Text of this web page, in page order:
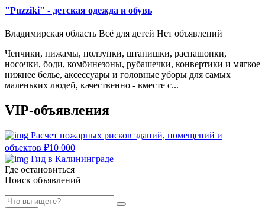
"Puzziki" - детская одежда и обувь
Владимирская область Всё для детей Нет объявлений
Чепчики, пижамы, ползунки, штанишки, распашонки,
носочки, боди, комбинезоны, рубашечки, конвертики и мягкое
нижнее белье, аксессуары и головные уборы для самых
маленьких людей, качественно - вместе с...
VIP-объявления
Расчет пожарных рисков зданий, помещений и
объектов ₽10 000
Гид в Калининграде
Где остановиться
Поиск объявлений